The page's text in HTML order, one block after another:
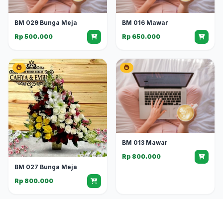
BM 029 Bunga Meja
Rp 500.000
BM 016 Mawar
Rp 650.000
BM 027 Bunga Meja
Rp 800.000
BM 013 Mawar
Rp 800.000